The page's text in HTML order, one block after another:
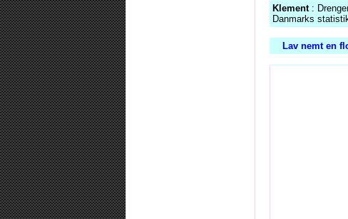
Klement:
Danmarks
Lav nemt en